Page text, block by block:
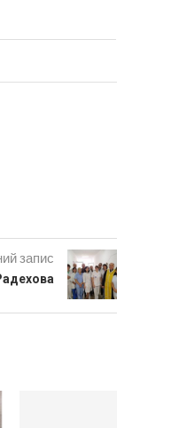
запис